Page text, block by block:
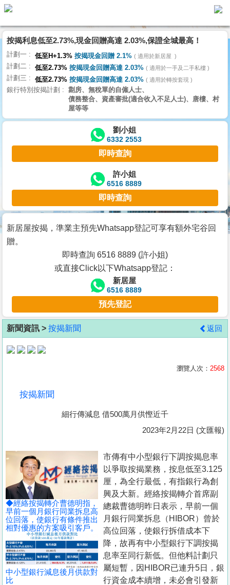
代
理
主
頁
搵
樓/
交
業
主
宅
谷
按
客
地
產
業
手
冊
關
於
我
們
按揭利息低至2.73%,現金回贈高達 2.03%,保證全城最高！
計劃一 低至H+1.3% 按揭現金回贈 2.1% 適用於新居屋
計劃二 低至2.73% 按揭現金回贈高達 2.03% 適用於一手及二手私樓
計劃三 低至2.73% 按揭現金回贈高達 2.03% 適用於轉按套現
銀行特別按揭計劃
劏房、無稅單的自僱人士、
債務整合、資產審批(適合收入不足人士)、唐樓、村
屋等等
劉小姐
6332 2553
即時查詢
許小姐
6516 8889
即時查詢
新居屋按揭，準業主預先Whatsapp登記可享有額外宅谷回
贈。
即時查詢 6516 8889 (許小姐)
或直接Click以下Whatsapp登記：
新居屋
6516 8889
預先登記
新聞資訊 > 按揭新聞 返回
瀏覽人次： 2568
按揭新聞
細行傳減息 借500萬月供慳近千
2023年2月22日 (文匯報)
◆經絡按揭轉介曹德明指，
早前一個月銀行同業拆息高
位回落，使銀行有條件推出
相對優惠的方案吸引客戶。
中小型銀行減息後月供款對
比
市傳有中小型銀行下調按揭息率
以爭取按揭業務，按息低至3.125
厘，為全行最低，有指銀行為創
興及大新。經絡按揭轉介首席副
總裁曹德明昨日表示，早前一個
月銀行同業拆息（HIBOR）曾於
高位回落，使銀行拆借成本下
降，故再有中小型銀行下調按揭
息率至同行新低。但他料計劃只
屬短暫，因HIBOR已連升5日，銀
行資金成本續增，未必會引發新